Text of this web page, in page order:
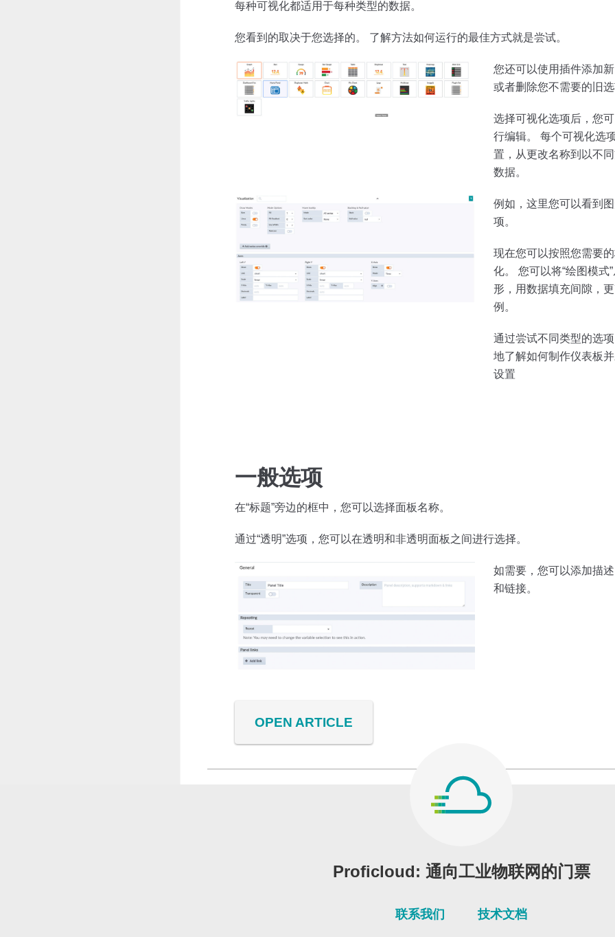
每种可视化都适用于每种类型的数据。
您看到的取决于您选择的。 了解方法如何运行的最佳方式就是尝试。
您还可以使用插件添加
或者删除您不需要的旧
选择可视化选项后，您
行编辑。 每个可视化选
置，从更改名称到以不
数据。
例如，这里您可以看到
项。
现在您可以按照您需要
化。 您可以将“绘图模式
形，用数据填充间隙，
例。
通过尝试不同类型的选
地了解如何制作仪表板
设置
一般选项
在“标题”旁边的框中，您可以选择面板名称。
通过“透明”选项，您可以在透明和非透明面板之间进行选择。
如需要，您可以添加描
和链接。
OPEN ARTICLE
Proficloud: 通向工业物联网的门票
联系我们 技术文档